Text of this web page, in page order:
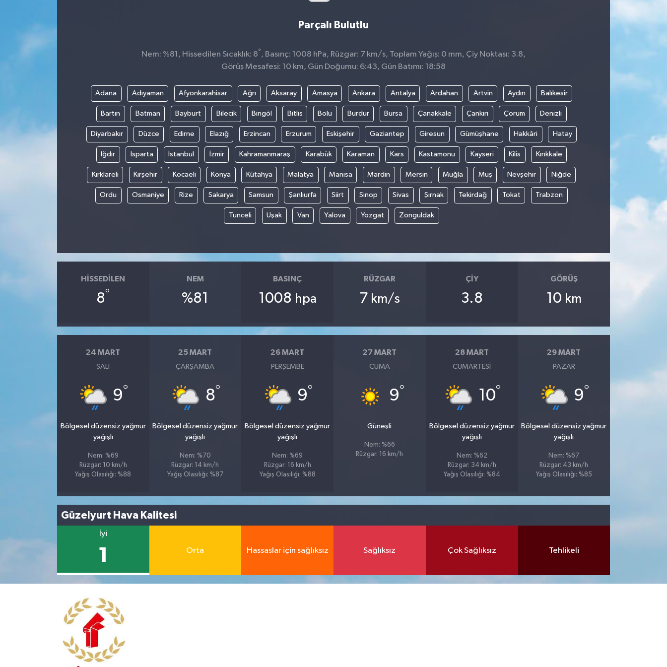
Parçalı Bulutlu
Nem: %81, Hissedilen Sıcaklık: 8° , Basınç: 1008 hPa, Rüzgar: 7 km/s, Toplam Yağış: 0 mm, Çiy Noktası: 3.8,
Görüş Mesafesi: 10 km, Gün Doğumu: 6:43, Gün Batımı: 18:58
Adana Adıyaman Afyonkarahisar Ağrı Aksaray Amasya Ankara Antalya Ardahan Artvin Aydın Balıkesir
Bartın Batman Bayburt Bilecik Bingöl Bitlis Bolu Burdur Bursa Çanakkale Çankırı Çorum Denizli
Diyarbakır Düzce Edirne Elazığ Erzincan Erzurum Eskişehir Gaziantep Giresun Gümüşhane Hakkâri Hatay
Iğdır Isparta İstanbul İzmir Kahramanmaraş Karabük Karaman Kars Kastamonu Kayseri Kilis Kırıkkale
Kırklareli Kırşehir Kocaeli Konya Kütahya Malatya Manisa Mardin Mersin Muğla Muş Nevşehir Niğde
Ordu Osmaniye Rize Sakarya Samsun Şanlıurfa Siirt Sinop Sivas Şırnak Tekirdağ Tokat Trabzon
Tunceli Uşak Van Yalova Yozgat Zonguldak
HISSEDILEN
8°
NEM
%81
BASINÇ
1008 hpa
RÜZGAR
7 km/s
ÇIY
3.8
GÖRÜŞ
10 km
24 MART
SALI
9°
Bölgesel düzensiz yağmur
yağışlı
Nem: %69
Rüzgar: 10 km/h
Yağış Olasılığı: %88
25 MART
ÇARŞAMBA
8°
Bölgesel düzensiz yağmur
yağışlı
Nem: %70
Rüzgar: 14 km/h
Yağış Olasılığı: %87
26 MART
PERŞEMBE
9°
Bölgesel düzensiz yağmur
yağışlı
Nem: %69
Rüzgar: 16 km/h
Yağış Olasılığı: %88
27 MART
CUMA
9°
Güneşli
Nem: %66
Rüzgar: 16 km/h
28 MART
CUMARTESI
10°
Bölgesel düzensiz yağmur
yağışlı
Nem: %62
Rüzgar: 34 km/h
Yağış Olasılığı: %84
29 MART
PAZAR
9°
Bölgesel düzensiz yağmur
yağışlı
Nem: %67
Rüzgar: 43 km/h
Yağış Olasılığı: %85
Güzelyurt Hava Kalitesi
İyi
1 Orta Hassaslar için sağlıksız Sağlıksız Çok Sağlıksız Tehlikeli
PROJELER İNGİLİZCE
YEREL MEDYA RAPORU